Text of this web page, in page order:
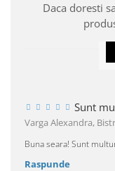
Daca doresti
Sunt
Varga Alexandra,
Buna seara! Sunt
Raspunde